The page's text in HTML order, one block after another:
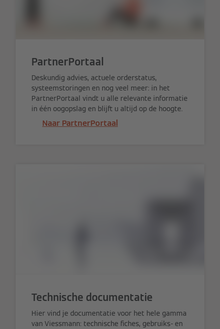
PartnerPortaal
Deskundig advies, actuele orderstatus,
systeemstoringen en nog veel meer: in het
PartnerPortaal vindt u alle relevante informatie
in één oogopslag en blijft u altijd op de hoogte.
Naar PartnerPortaal
Technische documentatie
Hier vind je documentatie voor het hele gamma
van Viessmann: technische fiches, gebruiks- en